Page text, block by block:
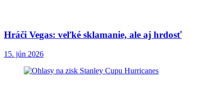
Hráči Vegas: veľké sklamanie, ale aj hrdosť
15. jún 2026